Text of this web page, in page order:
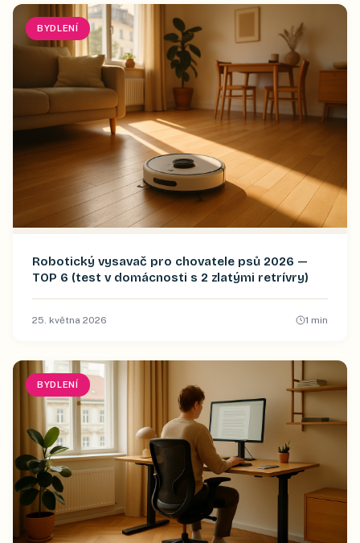
BYDLENÍ
Robotický vysavač pro chovatele psů 2026 —
TOP 6 (test v domácnosti s 2 zlatými retrívry)
25. května 2026 1 min
BYDLENÍ